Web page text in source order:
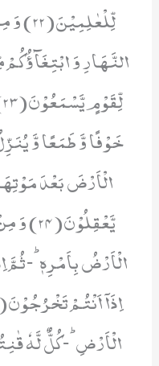
النَّهَارِ وَ
خَوْفًا وَّ طَمَعًا وَّ
الْاَرْضَ بَعْدَ
الْاَرْضُ بِاَمْرِهٖؕ-ثُمَّ